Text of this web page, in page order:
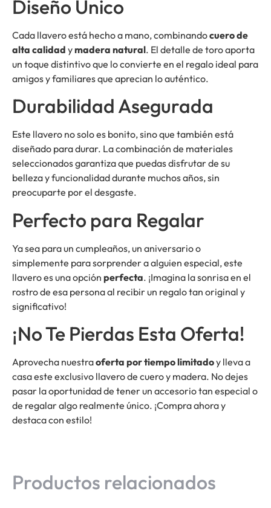
Diseño Único
Cada llavero está hecho a mano, combinandocuero de
alta calidad ymadera natural. El detalle de toro aporta
un toque distintivo que lo convierte en el regalo ideal para
amigos y familiares que aprecian lo auténtico.
Durabilidad Asegurada
Este llavero no solo es bonito, sino que también está
diseñado para durar. La combinación de materiales
seleccionados garantiza que puedas disfrutar de su
belleza y funcionalidad durante muchos años, sin
preocuparte por el desgaste.
Perfecto para Regalar
Ya sea para un cumpleaños, un aniversario o
simplemente para sorprender a alguien especial, este
llavero es una opción perfecta. ¡Imagina la sonrisa en el
rostro de esa persona al recibir un regalo tan original y
significativo!
¡No Te Pierdas Esta Oferta!
Aprovecha nuestraoferta por tiempo limitadoy lleva a
casa este exclusivo llavero de cuero y madera. No dejes
pasar la oportunidad de tener un accesorio tan especial o
de regalar algo realmente único. ¡Compra ahora y
destaca con estilo!
Productos relacionados